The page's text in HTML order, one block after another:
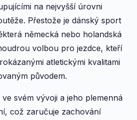
na nejvyšší úrovni
Přestože je dánský sport
německá nebo holandská
volbou pro jezdce, kteří
atletickými kvalitami
původem.
svém vývoji a jeho plemenná
což zaručuje zachování